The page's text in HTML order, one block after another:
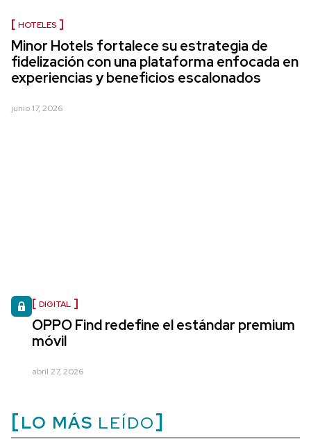
HOTELES
Minor Hotels fortalece su estrategia de
fidelización con una plataforma enfocada en
experiencias y beneficios escalonados
junio 17, 2026
DIGITAL
OPPO Find redefine el estándar premium
móvil
abril 27, 2026
LO MÁS LEÍDO